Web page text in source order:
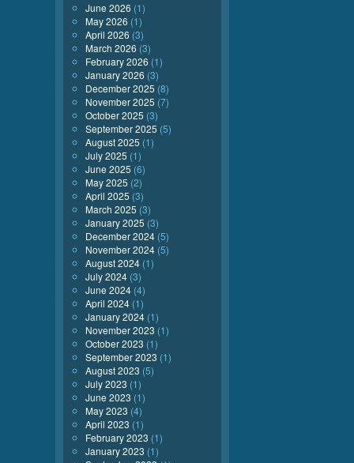
June 2026 (1)
May 2026 (1)
April 2026 (3)
March 2026 (3)
February 2026 (1)
January 2026 (3)
December 2025 (8)
November 2025 (7)
October 2025 (3)
September 2025 (5)
August 2025 (1)
July 2025 (1)
June 2025 (6)
May 2025 (2)
April 2025 (3)
March 2025 (3)
January 2025 (3)
December 2024 (5)
November 2024 (5)
August 2024 (1)
July 2024 (3)
June 2024 (4)
April 2024 (1)
January 2024 (1)
November 2023 (1)
October 2023 (1)
September 2023 (1)
August 2023 (5)
July 2023 (1)
June 2023 (1)
May 2023 (4)
April 2023 (1)
February 2023 (1)
January 2023 (1)